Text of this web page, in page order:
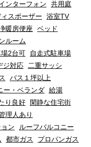
ンターフォン
共用庭
スポーザー
浴室TV
暖房便座
ベッド
ルーム
2台可
自走式駐車場
ジ対応 二重サッシ
バス１坪以上
ー・ベランダ 給湯
り良好
閑静な住宅街
理人あり
ン
ルーフバルコニー
都市ガス
プロパンガス